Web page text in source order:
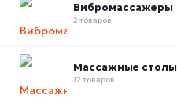
Вибромассажеры
2 товаров
Массажные столы
12 товаров